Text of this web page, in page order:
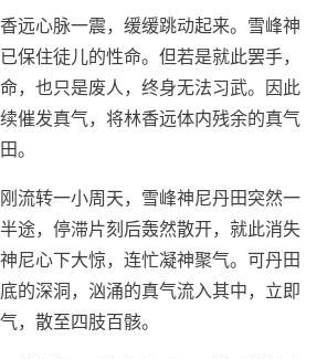
远心脉一震，缓缓跳动起来。雪峰神
保住徒儿的性命。但若是就此罢手，
，也只是废人，终身无法习武。因此
催发真气，将林香远体内残余的真气
。
流转一小周天，雪峰神尼丹田突然一
途，停滞片刻后轰然散开，就此消失
尼心下大惊，连忙凝神聚气。可丹田
的深洞，汹涌的真气流入其中，立即
，散至四肢百骸。